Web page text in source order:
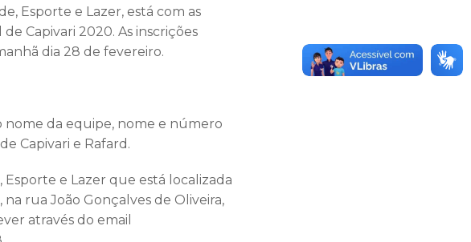
Esporte e Lazer, está com as
Capivari 2020. As inscrições
dia 28 de fevereiro.
nome da equipe, nome e número
Capivari e Rafard.
e Lazer que está localizada
rua João Gonçalves de Oliveira,
através do email